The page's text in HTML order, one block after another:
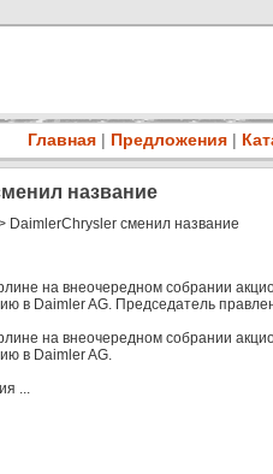
Главная | Предложения |
название
DaimlerChrysler сменил название
на внеочередном собрании
в Daimler AG. Председатель
на внеочередном собрании
в Daimler AG.
...